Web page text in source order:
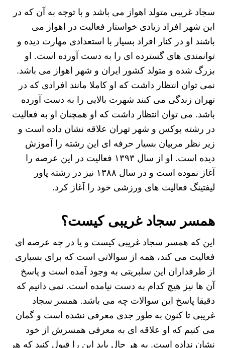
سجاد غریبی متولد اهواز می باشد و با توجه به آن که در
این شهر افراد زیادی خواستار فعالیت در اهواز می
باشند او در کنار افراد بسیار با استعدادی مهارت دیده و
توانمندی های گسترده ای را به دست آورده است. او
بزرگ شده و متولد کشور ایران و شهر اهواز می باشد.
نمی توان انتظار داشت که او کاملا مانند افرادی که در
تهران زندگی می کنند شهرت بالایی را به دست آورده
باشد. می توان انتظار داشت که او همچنان او به فعالیت
در رشته بوکس و شهر تهران علاقه نشان داده است و
زیر نظر مربیان بسیار حرفه ای این رشته را آموزش
دیده است. او از سال ۱۳۹۳ فعالیت در این عرصه را
آغاز نموده است و در سال ۱۳۸۸ نیز در رشته پاور
لیفتینگ فعالیت های ورزشی خود را آغاز کرد.
همسر سجاد غریبی کیست؟
این که همسر سجاد غریبی کیست و یا در چه عرصه ای
فعالیت می کند، همه از سوالاتی است که برای بسیاری
از طرفداران این سلبریتی به وجود آمده است و پاسخ
آن ها نیز هیچ کدام به دست نیامده است. نمی دانیم که
دقیقا پاسخ این سوالات چه می باشد. همسر سجاد
غریبی تا کنون به طور جدی معرفی نشده است و گمان
می کنیم که او علاقه ای به معرفی همسرش از خود
نشان نداده است. به هر حال باید این را قبول کنید که هر